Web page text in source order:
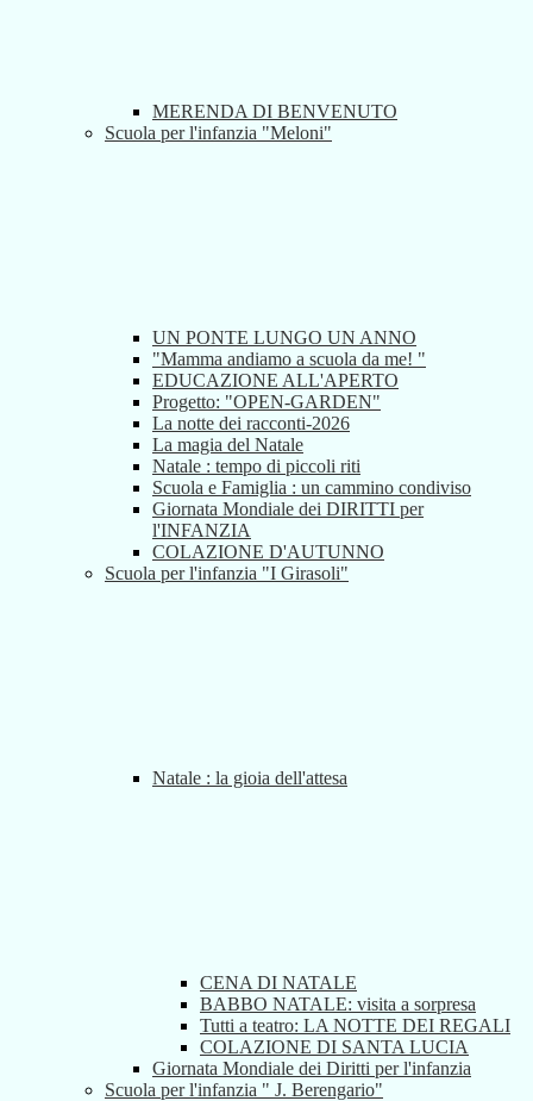
MERENDA DI BENVENUTO
Scuola per l'infanzia "Meloni"
UN PONTE LUNGO UN ANNO
"Mamma andiamo a scuola da me! "
EDUCAZIONE ALL'APERTO
Progetto: "OPEN-GARDEN"
La notte dei racconti-2026
La magia del Natale
Natale : tempo di piccoli riti
Scuola e Famiglia : un cammino condiviso
Giornata Mondiale dei DIRITTI per
l'INFANZIA
COLAZIONE D'AUTUNNO
Scuola per l'infanzia "I Girasoli"
Natale : la gioia dell'attesa
CENA DI NATALE
BABBO NATALE: visita a sorpresa
Tutti a teatro: LA NOTTE DEI REGALI
COLAZIONE DI SANTA LUCIA
Giornata Mondiale dei Diritti per l'infanzia
Scuola per l'infanzia " J. Berengario"